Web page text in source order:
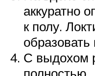
аккуратно
к полу.
образовать
С выдохом